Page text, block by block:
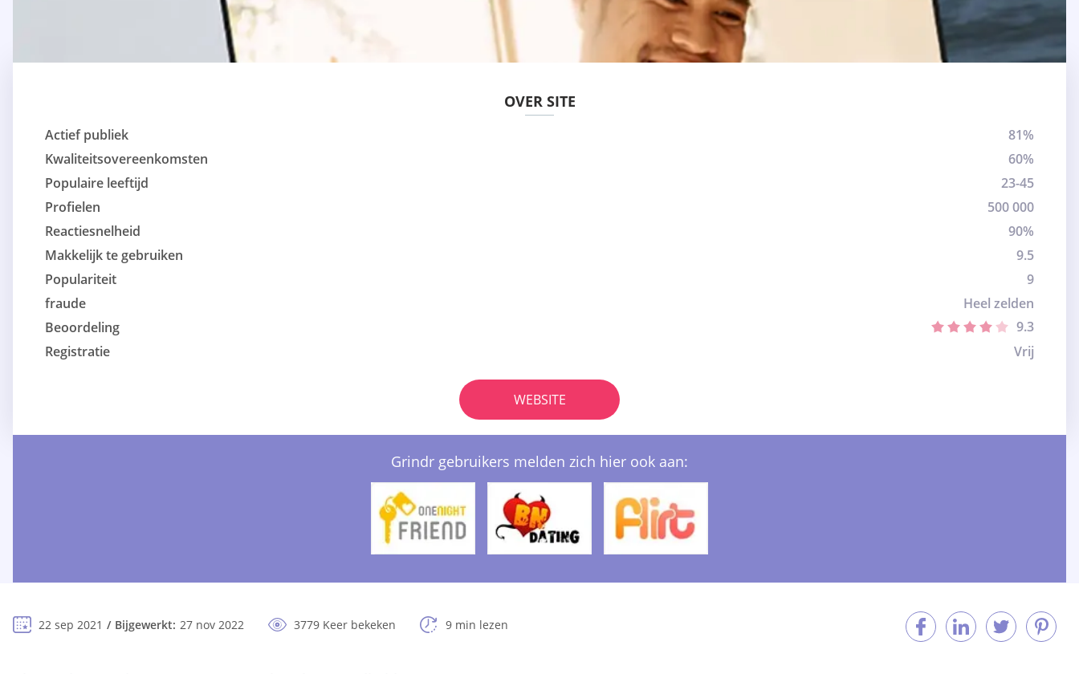
OVER SITE
Actief publiek
81%
Kwaliteitsovereenkomsten
60%
Populaire leeftijd
23-45
Profielen
500 000
Reactiesnelheid
90%
Makkelijk te gebruiken
9.5
Populariteit
9
fraude
Heel zelden
Beoordeling
9.3
Registratie
Vrij
WEBSITE
Grindr gebruikers melden zich hier ook aan:
22 sep 2021 Bijgewerkt: 27 nov 2022 3779 Keer bekeken 9 min lezen